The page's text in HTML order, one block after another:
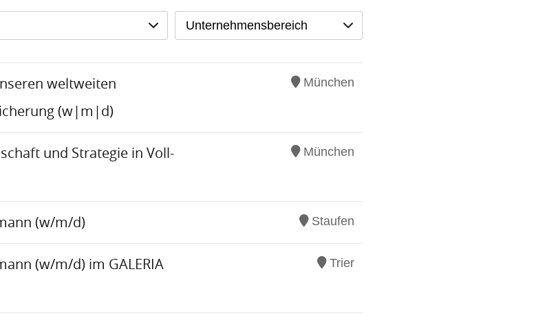
Unternehmensbereich
weltweiten
(w|m|d)
München
und Strategie in Voll-
München
(w/m/d) Staufen
(w/m/d) im GALERIA
Trier